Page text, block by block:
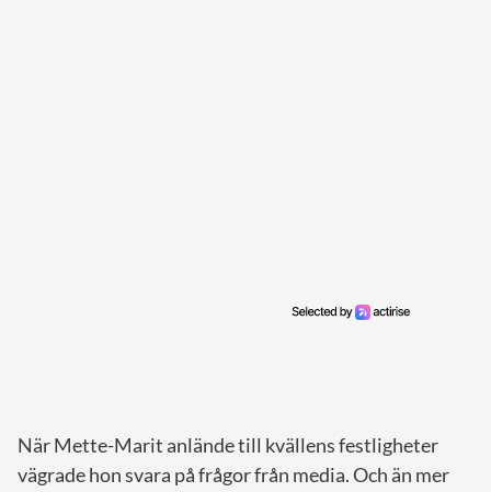
När Mette-Marit anlände till kvällens festligheter
vägrade hon svara på frågor från media. Och än mer